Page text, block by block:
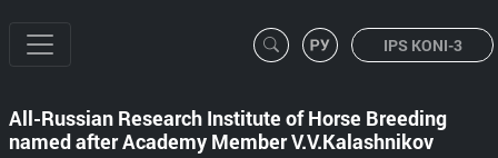
IPS KONI-3
All-Russian Research Institute of Horse Breeding
named after Academy Member V.V.Kalashnikov